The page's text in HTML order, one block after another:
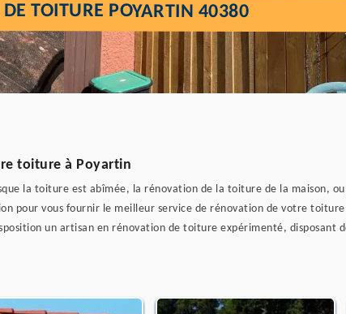
TOITURE POYARTIN 40380
toiture à Poyartin
la toiture est abîmée, la rénovation de la toiture de la maison,
pour vous fournir le meilleur service de rénovation de votre
un artisan en rénovation de toiture expérimenté, disposant